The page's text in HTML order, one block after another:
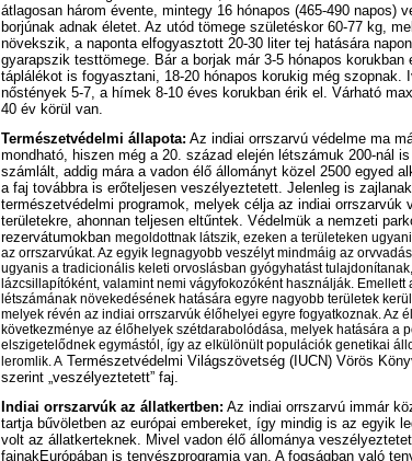
átlagosan három évente, mintegy 16 hónapos (465-490 napos)
borjúnak adnak életet. Az utód tömege születéskor 60-77 kg,
növekszik, a naponta elfogyasztott 20-30 liter tej hatására
gyarapszik testtömege. Bár a borjak már 3-5 hónapos korukban
táplálékot is fogyasztani, 18-20 hónapos korukig még szopnak.
nőstények 5-7, a hímek 8-10 éves korukban érik el. Várható
40 év körül van.
Természetvédelmi állapota: Az indiai orrszarvú védelme ma
mondható, hiszen még a 20. század elején létszámuk 200-nál
számlált, addig mára a vadon élő állományt közel 2500 egyed
a faj továbbra is erőteljesen veszélyeztetett. Jelenleg is
természetvédelmi programok, melyek célja az indiai orrszarvúk
területekre, ahonnan teljesen eltűntek. Védelmük a nemzeti
rezervátumokban megoldottnak látszik, ezeken a területeken
az orrszarvúkat. Az egyik legnagyobb veszélyt mindmáig az
ugyanis a tradicionális keleti orvoslásban gyógyhatást
lázcsillapítóként, valamint nemi vágyfokozóként használják. Emellett
létszámának növekedésének hatására egyre nagyobb területek
melyek révén az indiai orrszarvúk élőhelyei egyre fogyatkoznak. Az
következménye az élőhelyek szétdarabolódása, melyek hatására a
elszigetelődnek egymástól, így az elkülönült populációk genetikai
leromlik. A Természetvédelmi Világszövetség (IUCN) Vörös
szerint „veszélyeztetett” faj.
Indiai orrszarvúk az állatkertben: Az indiai orrszarvú immár
tartja bűvöletben az európai embereket, így mindig is az egyik
volt az állatkerteknek. Mivel vadon élő állománya
fajnakEurópában is tenyészprogramja van. A fogságban való